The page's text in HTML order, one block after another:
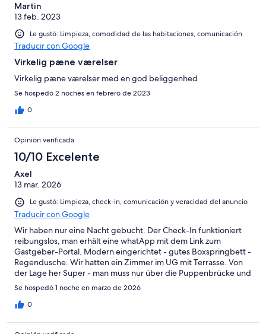
Martin
13 feb. 2023
Le gustó: Limpieza, comodidad de las habitaciones, comunicación
Traducir con Google
Virkelig pæne værelser
Virkelig pæne værelser med en god beliggenhed
Se hospedó 2 noches en febrero de 2023
0
Opinión verificada
10/10 Excelente
Axel
13 mar. 2026
Le gustó: Limpieza, check-in, comunicación y veracidad del anuncio
Traducir con Google
Wir haben nur eine Nacht gebucht. Der Check-In funktioniert
reibungslos, man erhält eine whatApp mit dem Link zum
Gastgeber-Portal. Modern eingerichtet - gutes Boxspringbett -
Regendusche. Wir hatten ein Zimmer im UG mit Terrasse. Von
der Lage her Super - man muss nur über die Puppenbrücke und
ist sofort am Holstentor. Alles Top! 5 Sterne.
Se hospedó 1 noche en marzo de 2026
0